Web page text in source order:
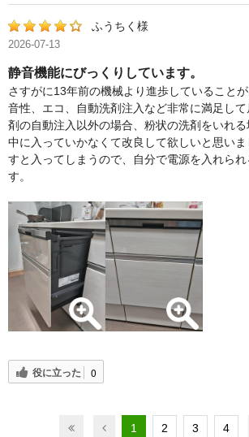
ふうちく様
2026-07-13
静音機能にびっくりしています。
さすがに13年前の機械より進歩していること
音性、エコ、自動洗剤注入など非常に満足し
剤の自動注入以外の場合、粉状の洗剤をいれ
中に入っていかなくて改良して欲しいと思い
すと入ってしまうので、自分で電源を入れら
す。
役に立った 0
1 2 3 4